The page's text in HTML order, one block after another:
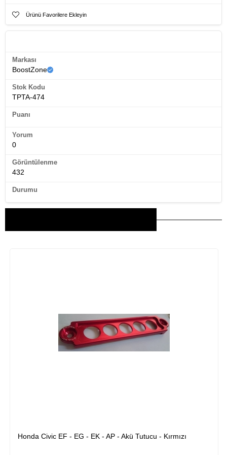
Ürünü Favorilere Ekleyin
Markası
BoostZone
Stok Kodu
TPTA-474
Puanı
Yorum
0
Görüntülenme
432
Durumu
Honda Civic EF - EG - EK - AP - Akü Tutucu - Kırmızı